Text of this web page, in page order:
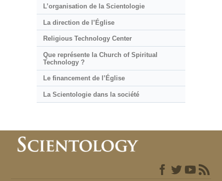
L’organisation de la Scientologie
La direction de l’Église
Religious Technology Center
Que représente la Church of Spiritual
Technology ?
Le financement de l’Église
La Scientologie dans la société